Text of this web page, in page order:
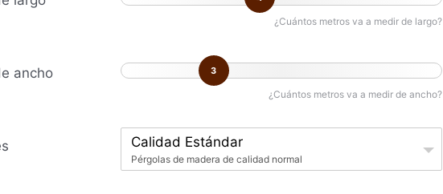
¿Cuántos metros va a medir de largo?
ancho 3
¿Cuántos metros va a medir de ancho?
Calidad Estándar
Pérgolas de madera de calidad normal